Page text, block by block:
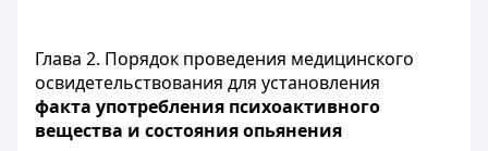
Глава 2. Порядок проведения медицинского
освидетельствования для установления
факта употребления психоактивного
вещества и состояния опьянения